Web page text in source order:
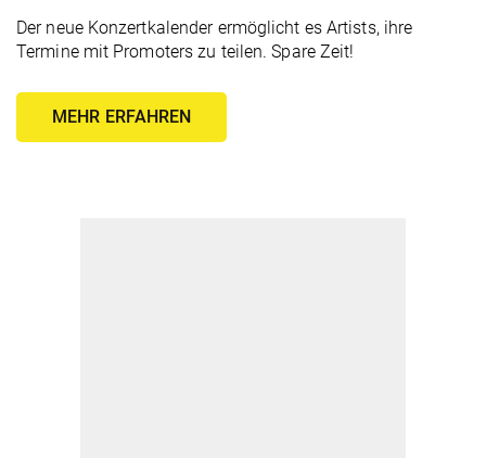
Der neue Konzertkalender ermöglicht es Artists, ihre
Termine mit Promoters zu teilen. Spare Zeit!
MEHR ERFAHREN